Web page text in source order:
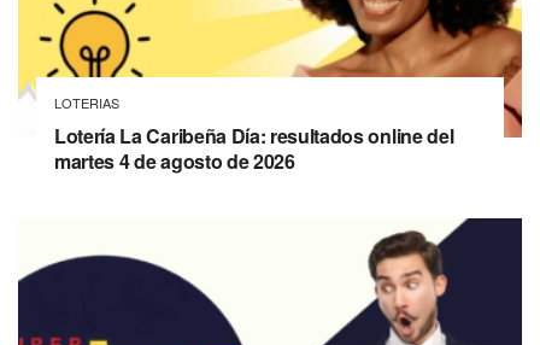
LOTERIAS
Lotería La Caribeña Día: resultados online del
martes 4 de agosto de 2026